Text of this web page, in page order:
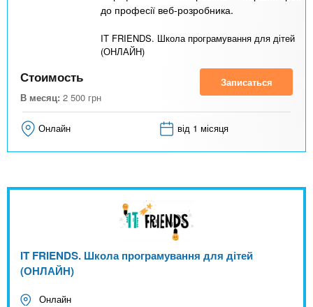
до професії веб-розробника.
IT FRIENDS. Школа програмування для дітей
(ОНЛАЙН)
Стоимость
В месяц: 2 500 грн
Записаться
Онлайн від 1 місяця
IT FRIENDS. Школа програмування для дітей
(ОНЛАЙН)
Онлайн